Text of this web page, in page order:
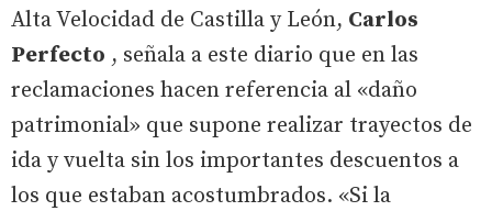
Alta Velocidad de Castilla y León, Carlos
Perfecto , señala a este diario que en las
reclamaciones hacen referencia al «daño
patrimonial» que supone realizar trayectos de
ida y vuelta sin los importantes descuentos a
los que estaban acostumbrados. «Si la